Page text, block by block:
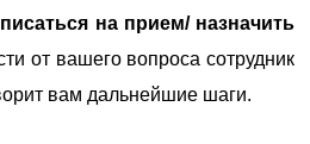
на прием/ назначить
от вашего вопроса сотрудник
вам дальнейшие шаги.